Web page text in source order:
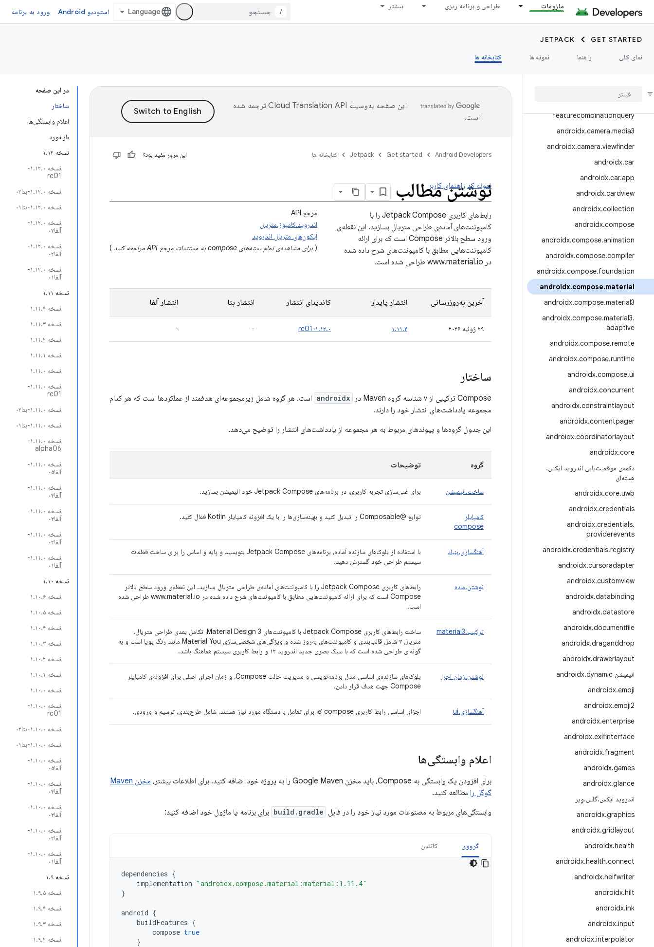
ملزومات طراحی و برنامه ریزی بیشتر
/ استودیو Android ورود به برنامه
GET STARTED
JETPACK
نمای کلی
راهنما نمونه ها کتابخانه ها
androidx.autofill
androidx.biometric
androidx.bluetooth
camera
featurecombinationquery
androidx.camera.media3
androidx.camera.viewfinder
androidx.car
androidx.car.app
androidx.cardview
androidx.collection
androidx.compose
androidx.compose.animation
androidx.compose.compiler
androidx.compose.foundation
androidx.compose.material
androidx.compose.material3
androidx.compose.material3.
adaptive
androidx.compose.remote
androidx.compose.runtime
androidx.compose.ui
androidx.concurrent
androidx.constraintlayout
androidx.contentpager
androidx.coordinatorlayout
androidx.core
دکمه‌ی موقعیت‌یابی اندروید ایکس.
هسته‌ای
androidx.core.uwb
androidx.credentials
androidx.credentials.
providerevents
androidx.credentials.registry
androidx.cursoradapter
androidx.customview
androidx.databinding
androidx.datastore
androidx.documentfile
androidx.draganddrop
androidx.drawerlayout
انیمیشن androidx
.dynamic
androidx.emoji
androidx.emoji2
androidx.enterprise
androidx.exifinterface
androidx.fragment
androidx.games
androidx.glance
اندروید ایکس.گلس.وِیر
androidx.graphics
androidx.gridlayout
androidx.health
androidx.health.connect
androidx.heifwriter
androidx.hilt
androidx.ink
androidx.input
androidx.interpolator
در این صفحه
ساختار
اعلام وابستگی‌ها
بازخورد
نسخه ۱.۱۲
نسخه ۱.۱۲.۰-
rc01
نسخه ۱.۱۲.۰-بتا۰۲
نسخه ۱.۱۲.۰-بتا۰۱
نسخه ۱.۱۲.۰-
آلفا۰۳
نسخه ۱.۱۲.۰-
آلفا۰۲
نسخه ۱.۱۲.۰-
آلفا۰۱
نسخه ۱.۱۱
نسخه ۱.۱۱.۴
نسخه ۱.۱۱.۳
نسخه ۱.۱۱.۲
نسخه ۱.۱۱.۱
نسخه ۱.۱۱.۰
نسخه ۱.۱۱.۰-
rc01
نسخه ۱.۱۱.۰-بتا۰۲
نسخه ۱.۱۱.۰-بتا۰۱
نسخه ۱.۱۱.۰-
alpha06
نسخه ۱.۱۱.۰-
آلفا۰۵
نسخه ۱.۱۱.۰-
آلفا۰۴
نسخه ۱.۱۱.۰-
آلفا۰۳
نسخه ۱.۱۱.۰-
آلفا۰۲
نسخه ۱.۱۱.۰-
آلفا۰۱
نسخه ۱.۱۰
نسخه ۱.۱۰.۶
نسخه ۱.۱۰.۵
نسخه ۱.۱۰.۴
نسخه ۱.۱۰.۳
نسخه ۱.۱۰.۲
نسخه ۱.۱۰.۱
نسخه ۱.۱۰.۰
نسخه ۱.۱۰.۰-
rc01
نسخه ۱.۱۰.۰-بتا۰۲
نسخه ۱.۱۰.۰-بتا۰۱
نسخه ۱.۱۰.۰-
آلفا۰۵
نسخه ۱.۱۰.۰-
آلفا۰۴
نسخه ۱.۱۰.۰-
آلفا۰۳
نسخه ۱.۱۰.۰-
آلفا۰۲
نسخه ۱.۱۰.۰-
آلفا۰۱
نسخه ۱.۹
نسخه ۱.۹.۵
نسخه ۱.۹.۴
نسخه ۱.۹.۳
نسخه ۱.۹.۲
این صفحه به‌وسیله
ترجمه شده
است.
Android Developers
Get started
Jetpack کتابخانه ها این مرور مفید بود؟
نوشتن مطالب
نمونه کد راهنمای کاربر
مرجع API
اندروید.کامپوز.متریال
آیکون‌های متریال اندروید
( برای مشاهده‌ی تمام بسته‌های compose به مستندات مرجع API مراجعه کنید )
رابط‌های کاربری Jetpack Compose را با
کامپوننت‌های آماده‌ی طراحی متریال بسازید. این نقطه‌ی
ورود سطح بالاتر Compose است که برای ارائه
کامپوننت‌هایی مطابق با کامپوننت‌های شرح داده شده
در www.material.io طراحی شده است.
آخرین به‌روزرسانی انتشار پایدار کاندیدای انتشار انتشار بتا انتشار آلفا
۲۹ ژوئیه ۲۰۲۶ ۱.۱۱.۴ ۱.۱۲.۰-rc01 -
-
ساختار
Compose ترکیبی از ۷ شناسه گروه Maven در androidx است. هر گروه شامل زیرمجموعه‌ای هدفمند از عملکردها است که هر کدام
مجموعه یادداشت‌های انتشار خود را دارند.
این جدول گروه‌ها و پیوندهای مربوط به هر مجموعه از یادداشت‌های انتشار را توضیح می‌دهد.
گروه توضیحات
ساخت.انیمیشن برای غنی‌سازی تجربه کاربری، در برنامه‌های Jetpack Compose خود انیمیشن بسازید.
کامپایلر
compose
توابع @Composable را تبدیل کنید و بهینه‌سازی‌ها را با یک افزونه کامپایلر Kotlin فعال کنید.
آهنگسازی.بنیاد
با استفاده از بلوک‌های سازنده آماده، برنامه‌های Jetpack Compose بنویسید و پایه و اساس را برای ساخت قطعات
سیستم طراحی خود گسترش دهید.
نوشتن.ماده
رابط‌های کاربری Jetpack Compose را با کامپوننت‌های آماده‌ی طراحی متریال بسازید. این نقطه‌ی ورود سطح بالاتر
Compose است که برای ارائه کامپوننت‌هایی مطابق با کامپوننت‌های شرح داده شده در www.material.io طراحی شده
است.
ترکیب.material3
ساخت رابط‌های کاربری Jetpack Compose با کامپوننت‌های Material Design 3، تکامل بعدی طراحی متریال.
متریال ۳ شامل قالب‌بندی و کامپوننت‌های به‌روز شده و ویژگی‌های شخصی‌سازی Material You مانند رنگ پویا است و به
گونه‌ای طراحی شده است که با سبک بصری جدید اندروید ۱۲ و رابط کاربری سیستم هماهنگ باشد.
نوشتن.زمان اجرا
بلوک‌های سازنده‌ی اساسی مدل برنامه‌نویسی و مدیریت حالت Compose، و زمان اجرای اصلی برای افزونه‌ی کامپایلر
Compose جهت هدف قرار دادن.
آهنگسازی.ui اجزای اساسی رابط کاربری compose که برای تعامل با دستگاه مورد نیاز هستند، شامل طرح‌بندی، ترسیم و ورودی.
اعلام وابستگی‌ها
برای افزودن یک وابستگی به Compose، باید مخزن Google Maven را به پروژه خود اضافه کنید. برای اطلاعات بیشتر،
مخزن Maven
گوگل را مطالعه کنید.
وابستگی‌های مربوط به مصنوعات مورد نیاز خود را در فایل build.gradle برای برنامه یا ماژول خود اضافه کنید:
گرووی کاتلین
dependencies {
implementation "androidx.compose.material:material:1.11.4"
}
android {
buildFeatures {
compose true
}